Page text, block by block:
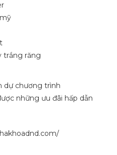
trắng răng
dự chương trình
những ưu đãi hấp dẫn